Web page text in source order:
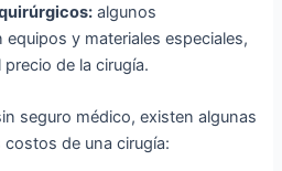
algunos
y materiales especiales,
de la cirugía.
seguro médico, existen algunas
de una cirugía: